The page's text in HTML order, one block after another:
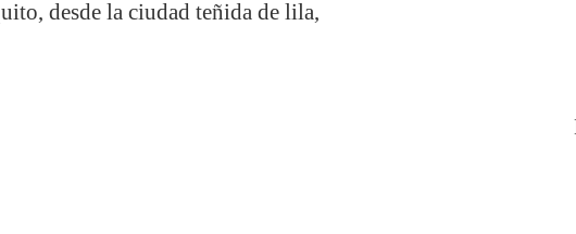
desde la ciudad teñida de lila,